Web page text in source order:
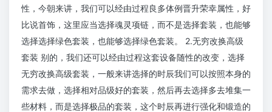
性，今朝来讲，我们可以经由过程良多体例晋升荣幸属性，好
比说首饰，这里应当选择魂灵项链，而不是选择套装，也能够
选择选择绿色套装，也能够选择绿色套装。 2.无穷改换高级
套装 别的，我们还可以经由过程这套设备随性的改变，选择
无穷改换高级套装，一般来讲选择的时辰我们可以按照本身的
需求去做，选择相对品级好的套装，然后再去选择多去堆集一
些材料，而是选择极品的套装，这个时辰再进行强化和锻造的